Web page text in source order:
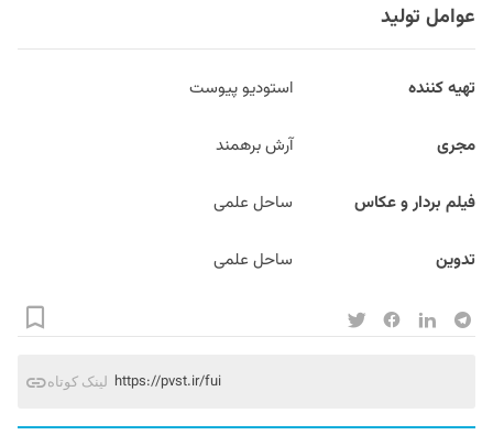
عوامل تولید
تهیه کننده استودیو پیوست
مجری آرش برهمند
فیلم بردار و عکاس ساحل علمی
تدوین ساحل علمی
لینک کوتاه https://pvst.ir/fui